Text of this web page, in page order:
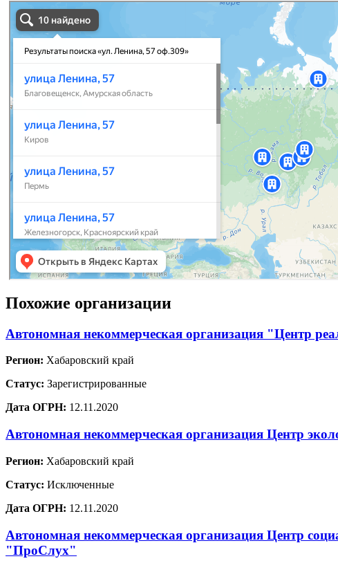
Похожие организации
Автономная некоммерческая организация "Центр
Регион: Хабаровский край
Статус: Зарегистрированные
Дата ОГРН: 12.11.2020
Автономная некоммерческая организация Центр
Регион: Хабаровский край
Статус: Исключенные
Дата ОГРН: 12.11.2020
Автономная некоммерческая организация Центр
"ПроСлух"